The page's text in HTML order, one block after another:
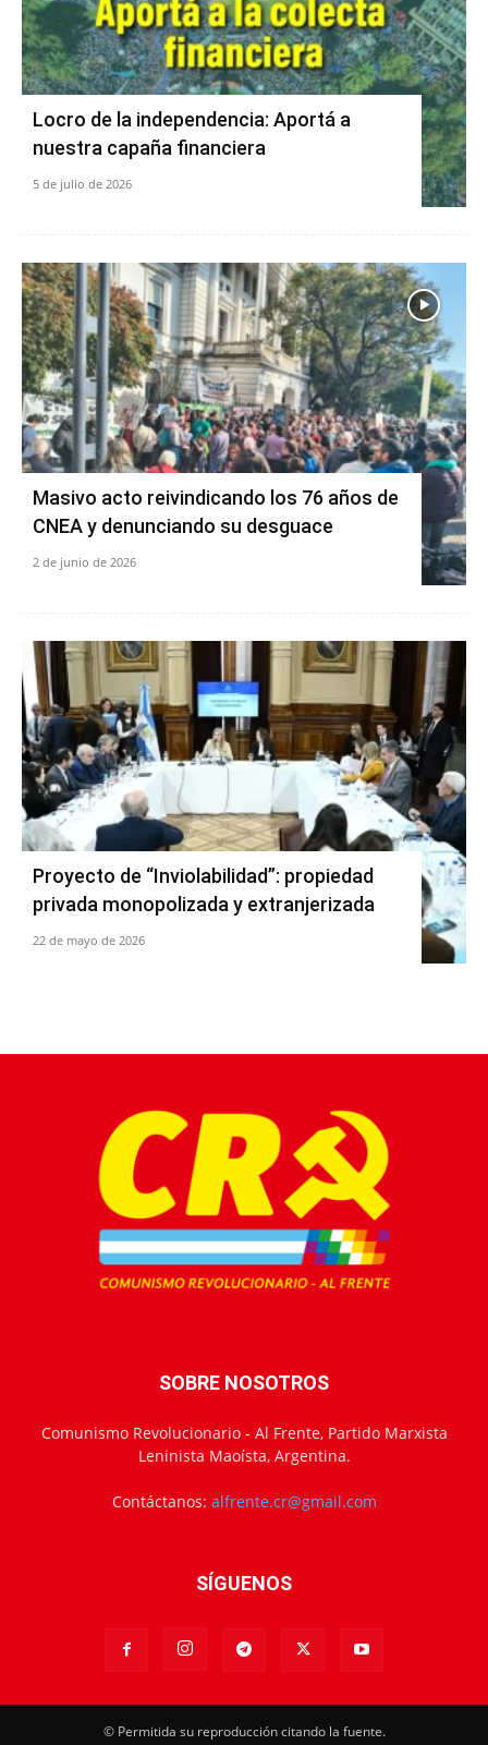
Locro de la independencia: Aportá a
nuestra capaña financiera
5 de julio de 2026
Masivo acto reivindicando los 76 años de
CNEA y denunciando su desguace
2 de junio de 2026
Proyecto de “Inviolabilidad”: propiedad
privada monopolizada y extranjerizada
22 de mayo de 2026
SOBRE NOSOTROS
Comunismo Revolucionario - Al Frente, Partido Marxista
Leninista Maoísta, Argentina.
Contáctanos: alfrente.cr@gmail.com
SÍGUENOS
© Permitida su reproducción citando la fuente.